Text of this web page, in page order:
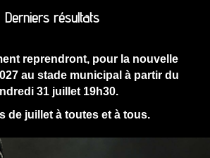
Derniers résultats
reprendront, pour la nouvelle
au stade municipal à partir du
31 juillet 19h30.
de juillet à toutes et à tous.